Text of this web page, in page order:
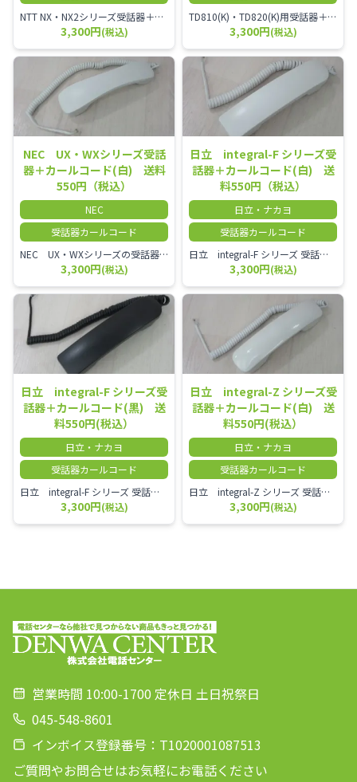
NTT NX・NX2シリーズ受話器＋カールコード
3,300円(税込)
TD810(K)・TD820(K)用受話器＋カールコード セット／本商品は中古品となります。 写真では分かりにくいキズ・汚れなどの使用感があります。 予めご理解・ご了承頂きますようお願いいたします。
3,300円(税込)
NEC UX・WXシリーズ受話
器＋カールコード(白) 送料
550円（税込）
NEC
受話器カールコード
NEC UX・WXシリーズの受話器とカールコードセット／本商品は中古品となります。 写真では分かりにくいキズ・汚れなどの使用感があります。 経年変化で日焼けの色味が強くなる場合がございます。 予めご理解・ご了承頂きますようお願いいたします。
3,300円(税込)
日立 integral-F シリーズ受
話器＋カールコード(白) 送
料550円（税込）
日立・ナカヨ
受話器カールコード
日立 integral-F シリーズ 受話器＋カールコード セット（白）／本商品は中古品となります。 写真では分かりにくいキズ・汚れなどの使用感があります。 経年変化で日焼けの色味が強くなる場合がございます。 予めご理解・ご了承頂きますようお願いいたします。
3,300円(税込)
日立 integral-F シリーズ受
話器＋カールコード(黒) 送
料550円(税込）
日立・ナカヨ
受話器カールコード
日立 integral-F シリーズ 受話器＋カールコード セット（白）／本商品は中古品となります。 写真では分かりにくいキズ・汚れなどの使用感があります。 経年変化で日焼けの色味が強くなる場合がございます。 予めご理解・ご了承頂きますようお願いいたします。
3,300円(税込)
日立 integral-Z シリーズ受
話器＋カールコード(白) 送
料550円(税込）
日立・ナカヨ
受話器カールコード
日立 integral-Z シリーズ 受話器＋カールコード セット（白）／本商品は中古品となります。 写真では分かりにくいキズ・汚れなどの使用感があります。 経年変化で日焼けの色味が強くなる場合がございます。 予めご理解・ご了承頂きますようお願いいたします。
3,300円(税込)
営業時間 10:00-1700 定休日 土日祝祭日
045-548-8601
インボイス登録番号：T1020001087513
ご質問やお問合せはお気軽にお電話ください